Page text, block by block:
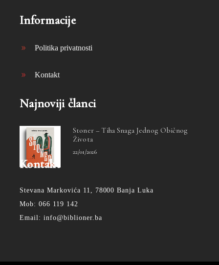
Informacije
Politika privatnosti
Kontakt
Najnoviji članci
Stoner – Tiha Snaga Jednog Običnog
Života
22/01/2026
Kontakt
Stevana Markovića 11, 78000 Banja Luka
Mob: 066 119 142
Email: info@biblioner.ba